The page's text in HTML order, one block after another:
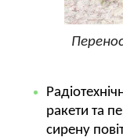
ракети та
сирену